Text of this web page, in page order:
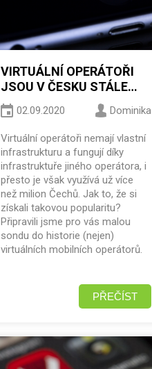
VIRTUÁLNÍ OPERÁTOŘI
JSOU V ČESKU STÁLE
OBLÍBENĚJŠÍ. ODKUD SE
VZALI?
02.09.2020 Dominika
Virtuální operátoři nemají vlastní
infrastrukturu a fungují díky
infrastruktuře jiného operátora, i
přesto je však využívá už více
než milion Čechů. Jak to, že si
získali takovou popularitu?
Připravili jsme pro vás malou
sondu do historie (nejen)
virtuálních mobilních operátorů.
PŘEČÍST